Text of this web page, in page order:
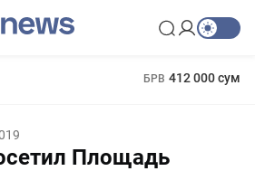
БРВ 412 000 сум
Площадь